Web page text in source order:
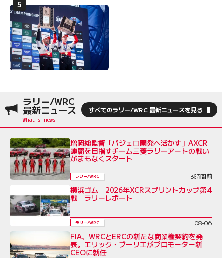
ラリー/WRC
最新ニュース すべてのラリー/WRC 最新ニュースを見る
増岡総監督「パジェロ開発へ活かす」AXCR
連覇を目指すチーム三菱ラリーアートの戦い
がまもなくスタート
ラリー/WRC 3時間前
横浜ゴム 2026年XCRスプリントカップ第4
戦 ラリーレポート
ラリー/WRC 08-06
FIA、WRCとERCの新たな商業権契約を発
表。エリック・ブーリエがプロモーター新
CEOに就任